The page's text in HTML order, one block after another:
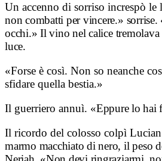
Un accenno di sorriso increspò le
non combatti per vincere.»
occhi.»Il vino nel calice tremolava
luce.
«Forse è così. Non so neanche
sfidare quella bestia.»
Il guerriero annuì. «Eppure lo hai
Il ricordo del colosso colpì Lucian
marmo macchiato di nero, il peso